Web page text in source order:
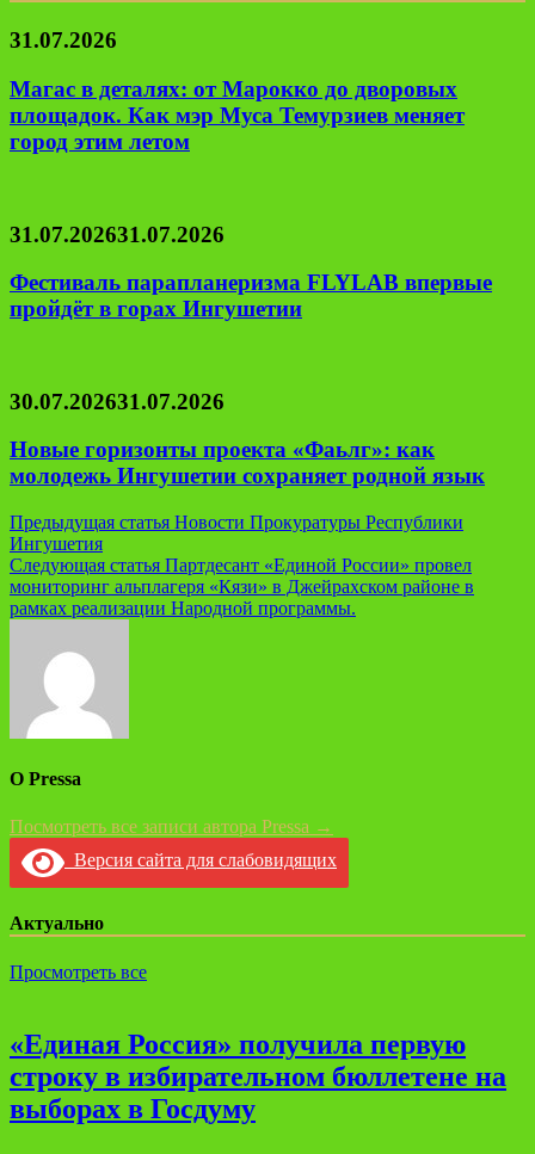
31.07.2026
Магас в деталях: от Марокко до дворовых
площадок. Как мэр Муса Темурзиев меняет
город этим летом
31.07.202631.07.2026
Фестиваль парапланеризма FLYLAB впервые
пройдёт в горах Ингушетии
30.07.202631.07.2026
Новые горизонты проекта «Фаьлг»: как
молодежь Ингушетии сохраняет родной язык
Навигация
по
записям
Предыдущая статья Новости Прокуратуры Республики
Ингушетия
Следующая статья Партдесант «Единой России» провел
мониторинг альплагеря «Кязи» в Джейрахском районе в
рамках реализации Народной программы.
О Pressa
Посмотреть все записи автора Pressa →
Версия сайта для слабовидящих
Актуально
Просмотреть все
«Единая Россия» получила первую
строку в избирательном бюллетене на
выборах в Госдуму